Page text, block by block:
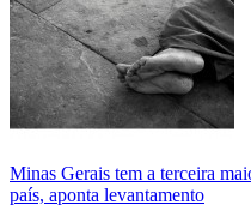
Minas Gerais tem a terceira
país, aponta levantamento